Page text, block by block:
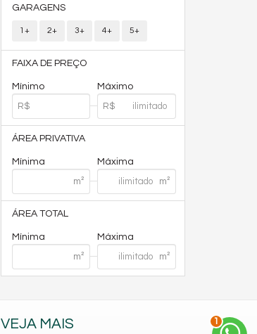
GARAGENS
1+ 2+ 3+ 4+ 5+
FAIXA DE PREÇO
Mínimo Máximo
ÁREA PRIVATIVA
Mínima Máxima
ÁREA TOTAL
Mínima Máxima
VEJA MAIS